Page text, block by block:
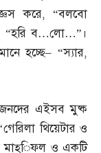
করে, “বলবো
“হরি ব…লো…” ।
হচ্ছে– “স্যার,
এইসব মুষ্ক
গেরিলা থিয়েটার ও
মাহ্‌িফল ও একটি